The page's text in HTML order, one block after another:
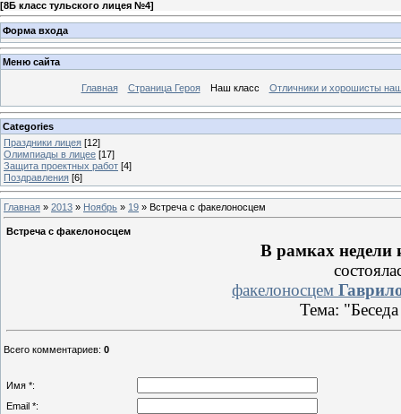
[8Б класс тульского лицея №4]
Форма входа
Меню сайта
Главная Страница Героя Наш класс Отличники и хорошисты
Categories
Праздники лицея [12]
Олимпиады в лицее [17]
Защита проектных работ [4]
Поздравления [6]
Главная » 2013 » Ноябрь » 19 » Встреча с факелоносцем
Встреча с факелоносцем
В рамках недели
факелоносцем
Тема:
Всего комментариев: 0
Имя *:
Email *: